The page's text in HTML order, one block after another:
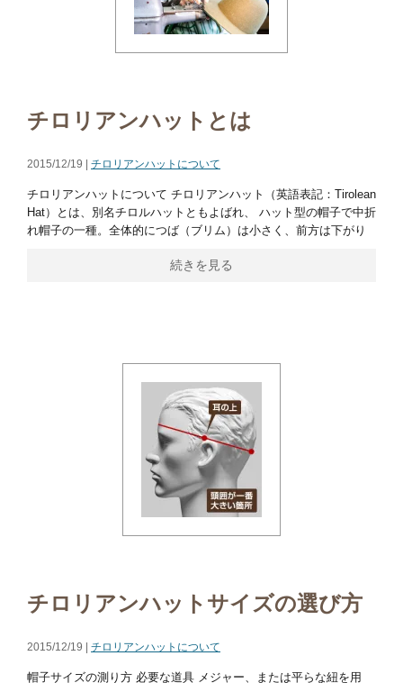
チロリアンハットとは
2015/12/19 | チロリアンハットについて
チロリアンハットについて チロリアンハット（英語表記：Tirolean
Hat）とは、別名チロルハットともよばれ、 ハット型の帽子で中折
れ帽子の一種。全体的につば（ブリム）は小さく、前方は下がり
続きを見る
チロリアンハットサイズの選び方
2015/12/19 | チロリアンハットについて
帽子サイズの測り方 必要な道具 メジャー、または平らな紐を用